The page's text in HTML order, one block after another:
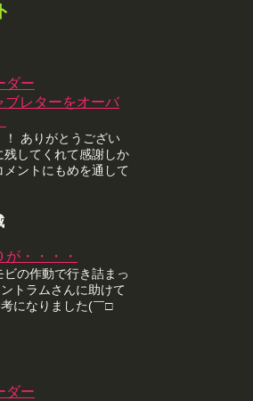
ダー
レターをオーバ
ありがとうござい
残してくれて感謝しか
ントにもめを通して
・・・・
の作動で行き詰まっ
トラムさんに助けて
になりました(￣□
ダー